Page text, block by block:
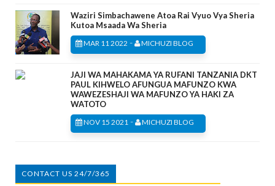
Waziri Simbachawene Atoa Rai Vyuo Vya Sheria
Kutoa Msaada Wa Sheria
MAR 11 2022 - MICHUZI BLOG
JAJI WA MAHAKAMA YA RUFANI TANZANIA DKT
PAUL KIHWELO AFUNGUA MAFUNZO KWA
WAWEZESHAJI WA MAFUNZO YA HAKI ZA
WATOTO
NOV 15 2021 - MICHUZI BLOG
CONTACT US 24/7/365